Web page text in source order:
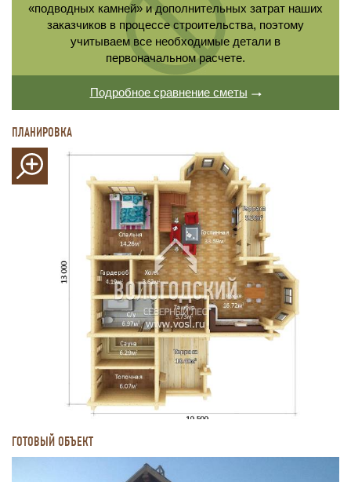
«подводных камней» и дополнительных затрат наших
заказчиков в процессе строительства, поэтому
учитываем все необходимые детали в
первоначальном расчете.
Подробное сравнение сметы
ПЛАНИРОВКА
ГОТОВЫЙ ОБЪЕКТ